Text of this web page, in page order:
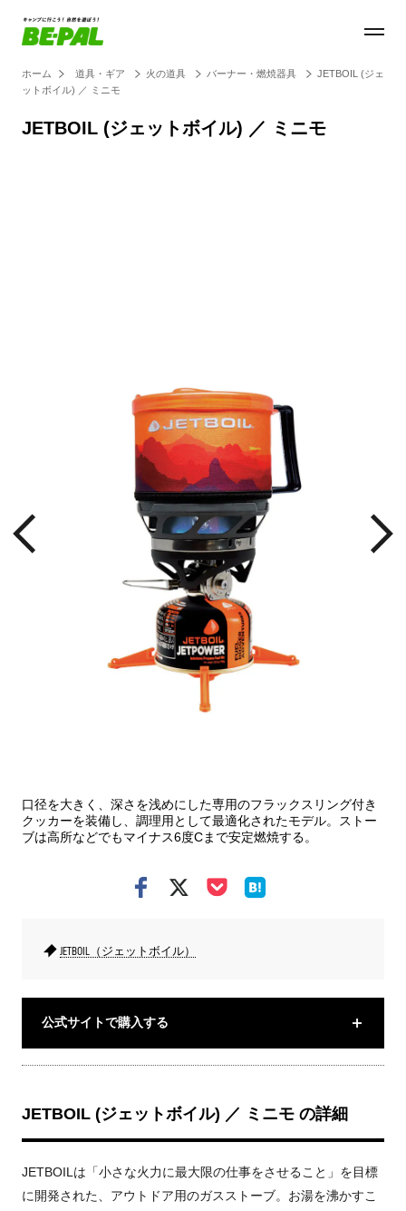
ホーム 道具・ギア 火の道具 バーナー・燃焼器具
JETBOIL (ジェ
ットボイル) ／ ミニモ
JETBOIL (ジェットボイル) ／ ミニモ
口径を大きく、深さを浅めにした専用のフラックスリング付き
クッカーを装備し、調理用として最適化されたモデル。ストー
ブは高所などでもマイナス6度Cまで安定燃焼する。
JETBOIL（ジェットボイル）
公式サイトで購入する
JETBOIL (ジェットボイル) ／ ミニモ の詳細
JETBOILは「小さな火力に最大限の仕事をさせること」を目標
に開発された、アウトドア用のガスストーブ。お湯を沸かすこ